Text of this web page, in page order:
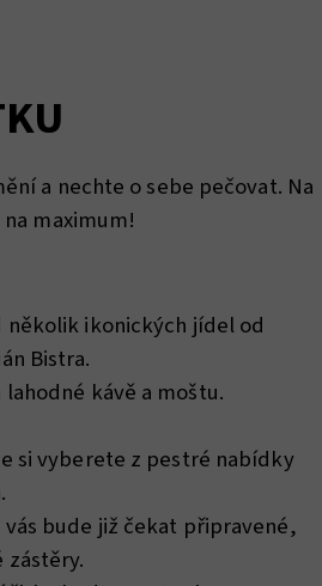
a nechte o sebe pečovat. Na
maximum!
několik ikonických jídel od
Bistra.
kávě a moštu.
si vyberete z pestré nabídky
bude již čekat připravené,
zástěry.